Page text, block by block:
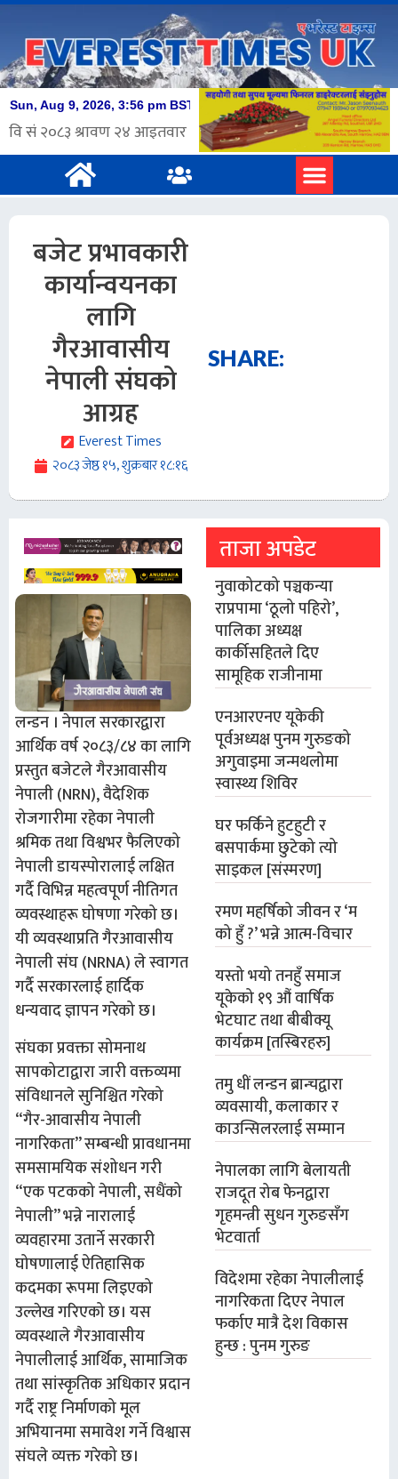
बजेट प्रभावकारी
कार्यान्वयनका
लागि
गैरआवासीय
नेपाली संघको
आग्रह
Everest Times
२०८३ जेष्ठ १५, शुक्रबार १८:१६
SHARE:
लन्डन । नेपाल सरकारद्वारा
आर्थिक वर्ष २०८३/८४ का लागि
प्रस्तुत बजेटले गैरआवासीय
नेपाली (NRN), वैदेशिक
रोजगारीमा रहेका नेपाली
श्रमिक तथा विश्वभर फैलिएको
नेपाली डायस्पोरालाई लक्षित
गर्दै विभिन्न महत्वपूर्ण नीतिगत
व्यवस्थाहरू घोषणा गरेको छ।
यी व्यवस्थाप्रति गैरआवासीय
नेपाली संघ (NRNA) ले स्वागत
गर्दै सरकारलाई हार्दिक
धन्यवाद ज्ञापन गरेको छ।
संघका प्रवक्ता सोमनाथ
सापकोटाद्वारा जारी वक्तव्यमा
संविधानले सुनिश्चित गरेको
“गैर-आवासीय नेपाली
नागरिकता” सम्बन्धी प्रावधानमा
समसामयिक संशोधन गरी
“एक पटकको नेपाली, सधैंको
नेपाली” भन्ने नारालाई
व्यवहारमा उतार्ने सरकारी
घोषणालाई ऐतिहासिक
कदमका रूपमा लिइएको
उल्लेख गरिएको छ। यस
व्यवस्थाले गैरआवासीय
नेपालीलाई आर्थिक, सामाजिक
तथा सांस्कृतिक अधिकार प्रदान
गर्दै राष्ट्र निर्माणको मूल
अभियानमा समावेश गर्ने विश्वास
संघले व्यक्त गरेको छ।
ताजा अपडेट
नुवाकोटको पञ्चकन्या
राप्रपामा ‘ठूलो पहिरो’,
पालिका अध्यक्ष
कार्कीसहितले दिए
सामूहिक राजीनामा
एनआरएनए यूकेकी
पूर्वअध्यक्ष पुनम गुरुङको
अगुवाइमा जन्मथलोमा
स्वास्थ्य शिविर
घर फर्किने हुटहुटी र
बसपार्कमा छुटेको त्यो
साइकल [संस्मरण]
रमण महर्षिको जीवन र ‘म
को हुँ ?’ भन्ने आत्म-विचार
यस्तो भयो तनहुँ समाज
यूकेको १९ औं वार्षिक
भेटघाट तथा बीबीक्यू
कार्यक्रम [तस्बिरहरु]
तमु धीं लन्डन ब्रान्चद्वारा
व्यवसायी, कलाकार र
काउन्सिलरलाई सम्मान
नेपालका लागि बेलायती
राजदूत रोब फेनद्वारा
गृहमन्त्री सुधन गुरुङसँग
भेटवार्ता
विदेशमा रहेका नेपालीलाई
नागरिकता दिएर नेपाल
फर्काए मात्रै देश विकास
हुन्छ : पुनम गुरुङ